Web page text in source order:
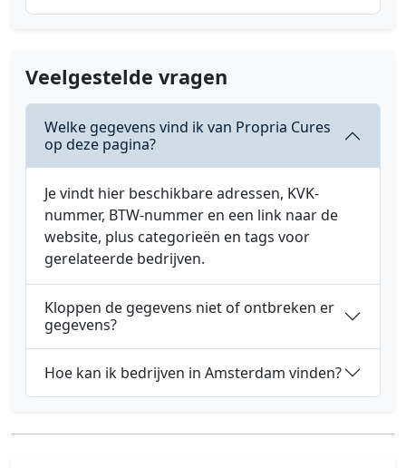
Veelgestelde vragen
Welke gegevens vind ik van Propria Cures
op deze pagina?
Je vindt hier beschikbare adressen, KVK-
nummer, BTW-nummer en een link naar de
website, plus categorieën en tags voor
gerelateerde bedrijven.
Kloppen de gegevens niet of ontbreken er
gegevens?
Hoe kan ik bedrijven in Amsterdam vinden?